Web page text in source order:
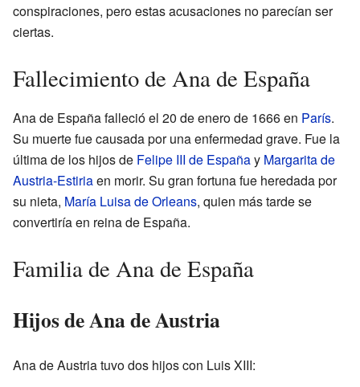
conspiraciones, pero estas acusaciones no parecían ser
ciertas.
Fallecimiento de Ana de España
Ana de España falleció el 20 de enero de 1666 en París.
Su muerte fue causada por una enfermedad grave. Fue la
última de los hijos de Felipe III de Españay Margarita de
Austria-Estiriaen morir. Su gran fortuna fue heredada por
su nieta, María Luisa de Orleans, quien más tarde se
convertiría en reina de España.
Familia de Ana de España
Hijos de Ana de Austria
Ana de Austria tuvo dos hijos con Luis XIII: